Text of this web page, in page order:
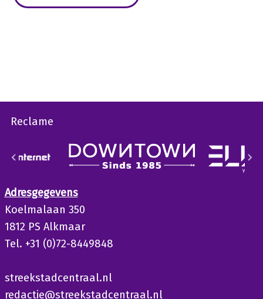
Reclame
Adresgegevens
Koelmalaan 350
1812 PS Alkmaar
Tel. +31 (0)72-8449848
streekstadcentraal.nl
redactie@streekstadcentraal.nl